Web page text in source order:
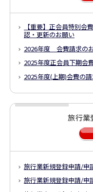
【重要】正会員特別会
認・更新のお願い
2026年度 会費請求の
2025年度正会員下期会
2025年度(上期)会費の
旅行業
旅行業新規登録申請/申
旅行業新規登録申請/申